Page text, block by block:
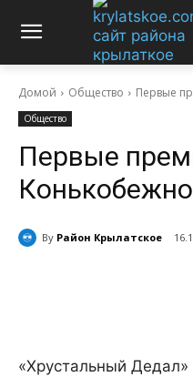
Домой Общество Первые
Общество
Первые
By Район Крылатское
«Хрустальный